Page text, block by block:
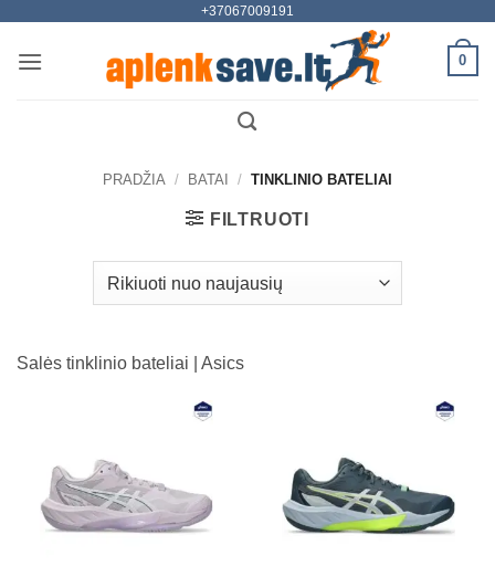
content
+37067009191
0
PRADŽIA / BATAI / TINKLINIO BATELIAI
FILTRUOTI
Salės tinklinio bateliai | Asics